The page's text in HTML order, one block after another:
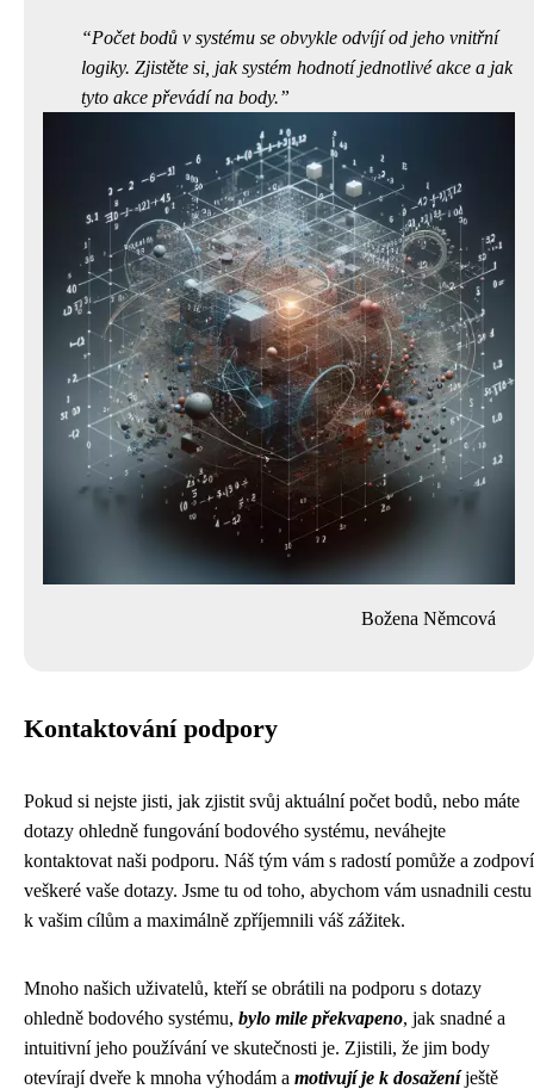
Počet bodů v systému se obvykle odvíjí od jeho vnitřní
logiky. Zjistěte si, jak systém hodnotí jednotlivé akce a jak
tyto akce převádí na body.
Božena Němcová
Kontaktování podpory
Pokud si nejste jisti, jak zjistit svůj aktuální počet bodů, nebo máte
dotazy ohledně fungování bodového systému, neváhejte
kontaktovat naši podporu. Náš tým vám s radostí pomůže a zodpoví
veškeré vaše dotazy. Jsme tu od toho, abychom vám usnadnili cestu
k vašim cílům a maximálně zpříjemnili váš zážitek.
Mnoho našich uživatelů, kteří se obrátili na podporu s dotazy
ohledně bodového systému, bylo mile překvapeno, jak snadné a
intuitivní jeho používání ve skutečnosti je. Zjistili, že jim body
otevírají dveře k mnoha výhodám a motivují je k dosaženíještě